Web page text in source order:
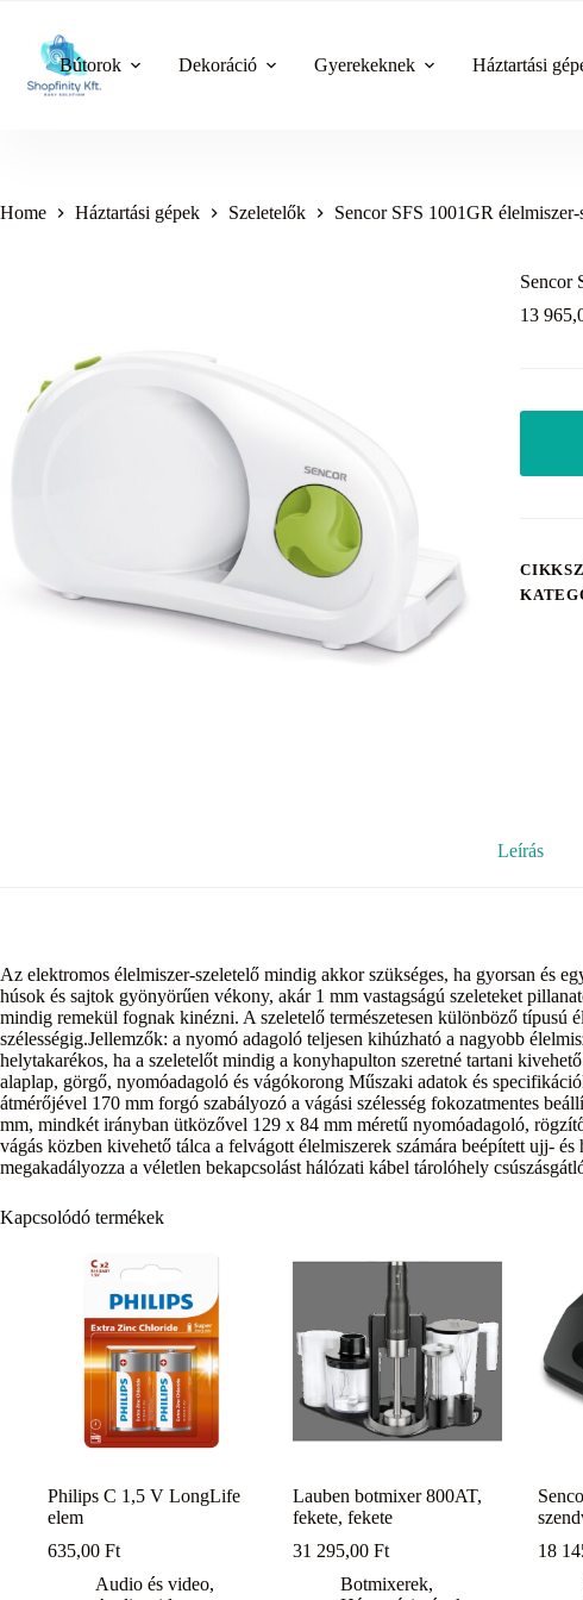
content
Bútorok Dekoráció Gyerekeknek Háztartási
Home Háztartási gépek Szeletelők Sencor SFS 1001GR
Sencor
13
Leírás
Az elektromos élelmiszer-szeletelő mindig akkor szükséges, ha gyorsan és
húsok és sajtok gyönyörűen vékony, akár 1 mm vastagságú szeleteket
mindig remekül fognak kinézni. A szeletelő természetesen különböző típusú
szélességig.Jellemzők: a nyomó adagoló teljesen kihúzható a nagyobb
helytakarékos, ha a szeletelőt mindig a konyhapulton szeretné tartani
alaplap, görgő, nyomóadagoló és vágókorong Műszaki adatok és
átmérőjével 170 mm forgó szabályozó a vágási szélesség fokozatmentes
mm, mindkét irányban ütközővel 129 x 84 mm méretű nyomóadagoló,
vágás közben kivehető tálca a felvágott élelmiszerek számára beépített ujj-
megakadályozza a véletlen bekapcsolást hálózati kábel tárolóhely
Kapcsolódó termékek
Philips C 1,5 V LongLife
elem
635,00 Ft
Audio és video,
Lauben botmixer 800AT,
fekete, fekete
31 295,00Ft
Botmixerek,
18